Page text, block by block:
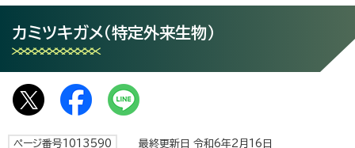
カミツキガメ（特定外来生物）
ページ番号1013590 最終更新日 令和6年2月16日